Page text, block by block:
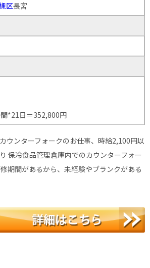
区長宮
*21日＝352,800円
ウンターフォークのお仕事、時給2,100円以
保冷食品管理倉庫内でのカウンターフォー
期間があるから、未経験やブランクがある